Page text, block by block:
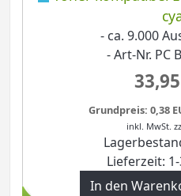
- ca. 9.000
- Art-Nr. PC
Grundpreis: 0,38
inkl. MwSt.
Lieferzeit:
In den